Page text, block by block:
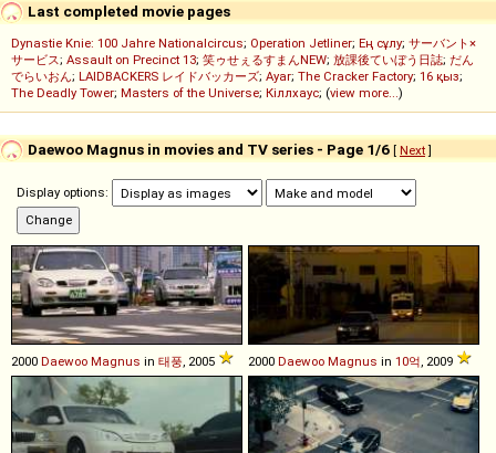
Last completed movie pages
Dynastie Knie: 100 Jahre Nationalcircus; Operation Jetliner; Ең сұлу; サーバント×
サービス; Assault on Precinct 13; 笑ゥせぇるすまんNEW; 放課後ていぼう日誌; だん
でらいおん; LAIDBACKERS レイドバッカーズ; Ayar; The Cracker Factory; 16 қыз;
The Deadly Tower; Masters of the Universe; Кіллхаус; (view more...)
Daewoo Magnus in movies and TV series - Page 1/6 [ Next]
Display options:
2000 Daewoo Magnus in 태풍 , 2005 2000 Daewoo Magnus in 10억 , 2009